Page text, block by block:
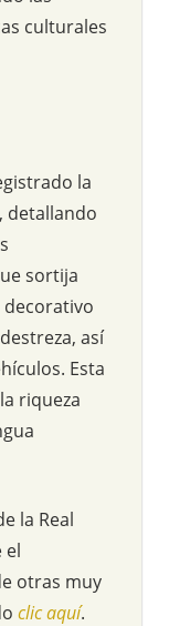
culturales
la
detallando
sortija
así
Esta
riqueza
la Real
el
otras muy
clic aquí.